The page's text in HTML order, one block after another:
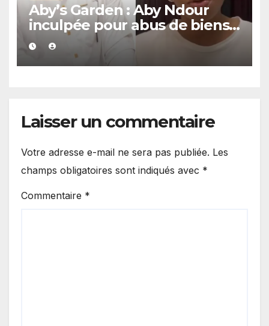
Aby’s Garden : Aby Ndour
inculpée pour abus de biens
sociaux dans une affaire
portant sur 420 millions FCFA
Laisser un commentaire
Votre adresse e-mail ne sera pas publiée. Les
champs obligatoires sont indiqués avec *
Commentaire *